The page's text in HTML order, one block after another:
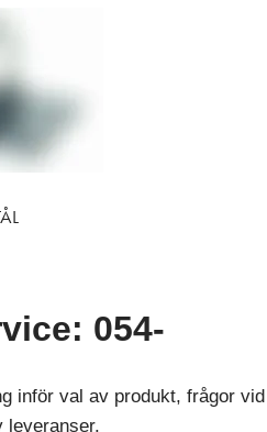
054-
inför val av produkt, frågor vid
leveranser.